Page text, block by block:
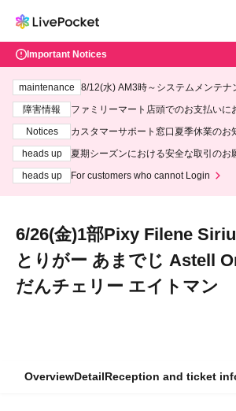
Important Notices
maintenance
8/12(水) AM3時～システムメンテナ
障害情報
ファミリーマート店頭でのお支払いに
Notices
カスタマーサポート窓口夏季休業のお
heads up
夏期シーズンにおける安全な取引のお
heads up
For customers who cannot Login
6/26(金)1部Pixy Filene
とりがー あまでじ Astell
だんチェリー エイトマン
OverviewDetailReception and ticket